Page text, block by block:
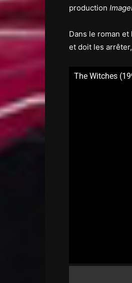
production
Dans le roman
et doit les
The Witches